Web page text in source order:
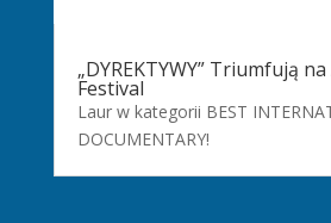
„DYREKTYWY” Triumfują
Festival
Laur w kategorii BEST
DOCUMENTARY!